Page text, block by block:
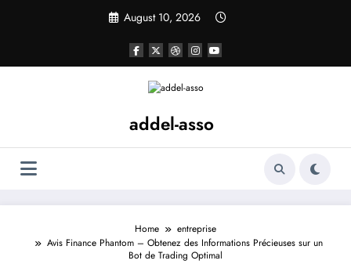
August 10, 2026
addel-asso
Home
entreprise
Avis Finance Phantom – Obtenez des Informations Précieuses sur un
Bot de Trading Optimal